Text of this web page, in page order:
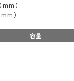
）
）
容量